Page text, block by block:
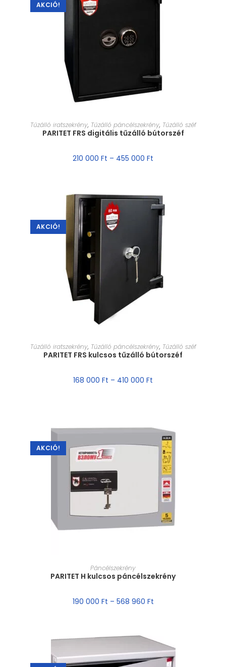
AKCIÓ!
MÉRET VÁLASZTÁSA
Tűzálló iratszekrény, Tűzálló páncélszekrény, Tűzálló széf
PARITET FRS digitális tűzálló bútorszéf
210 000 Ft – 455 000 Ft
AKCIÓ!
MÉRET VÁLASZTÁSA
Tűzálló iratszekrény, Tűzálló páncélszekrény, Tűzálló széf
PARITET FRS kulcsos tűzálló bútorszéf
168 000 Ft – 410 000 Ft
AKCIÓ!
MÉRET VÁLASZTÁSA
Páncélszekrény
PARITET H kulcsos páncélszekrény
190 000 Ft – 568 960 Ft